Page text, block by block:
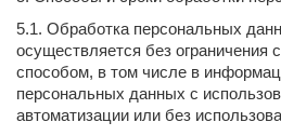
5.1. Обработка персональных
осуществляется без
способом, в том числе в
персональных данных с
автоматизации или без